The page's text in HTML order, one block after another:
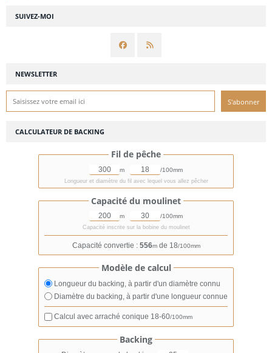
NEWSLETTER
SUIVEZ-MOI
CALCULATEUR DE BACKING
Fil de pêche
m /100mm
Longueur et diamètre du fil avec lequel vous allez pêcher
Capacité du moulinet
m /100mm
Capacité inscrite sur la bobine du moulinet
Capacité convertie : 556mde 18/100mm
Modèle de calcul
Longueur du backing, à partir d'un diamètre connu
Diamètre du backing, à partir d'une longueur connue
Calcul avec arraché conique 18-60/100mm
Backing